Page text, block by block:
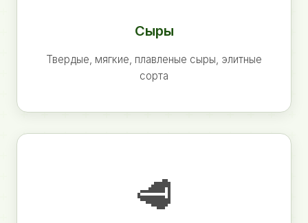
Сыры
Твердые, мягкие, плавленые сыры, элитные
сорта
🥩